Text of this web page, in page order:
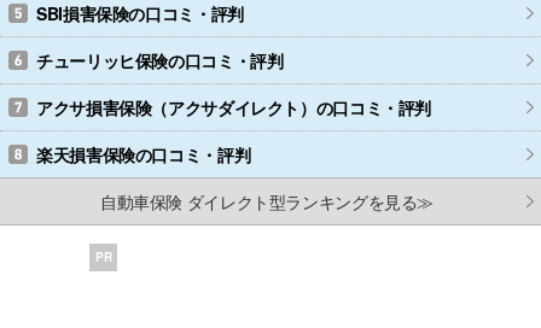
SBI損害保険の口コミ・評判
チューリッヒ保険の口コミ・評判
アクサ損害保険（アクサダイレクト） の口コミ・評判
楽天損害保険の口コミ・評判
自動車保険 ダイレクト型ランキングを見る≫
PR